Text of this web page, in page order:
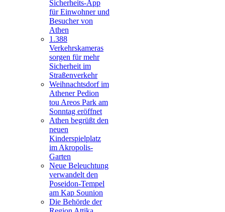
Sicherheits-App
für Einwohner und
Besucher von
Athen
1.388
Verkehrskameras
sorgen für mehr
Sicherheit im
Straßenverkehr
Weihnachtsdorf im
Athener Pedion
tou Areos Park am
Sonntag eröffnet
Athen begrüßt den
neuen
Kinderspielplatz
im Akropolis-
Garten
Neue Beleuchtung
verwandelt den
Poseidon-Tempel
am Kap Sounion
Die Behörde der